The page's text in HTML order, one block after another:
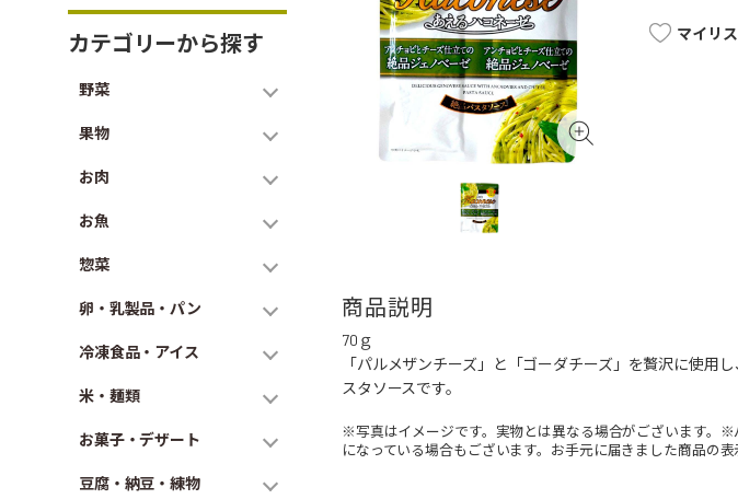
カテゴリーから探す
野菜
果物
お肉
お魚
惣菜
卵・乳製品・パン
冷凍食品・アイス
米・麺類
お菓子・デザート
豆腐・納豆・練物
マイリ
商品説明
70ｇ
「パルメザンチーズ」と「ゴーダチーズ」を贅沢に使用
スタソースです。
※写真はイメージです。実物とは異なる場合がございます。
になっている場合もございます。お手元に届きました商品の